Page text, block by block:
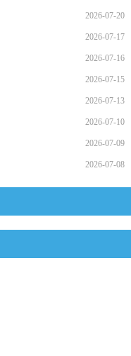
2026-07-20
2026-07-17
2026-07-16
2026-07-15
2026-07-13
2026-07-10
2026-07-09
2026-07-08